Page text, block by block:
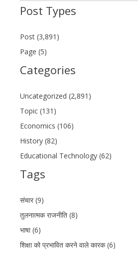
Post Types
Post (3,891)
Page (5)
Categories
Uncategorized (2,891)
Topic (131)
Economics (106)
History (82)
Educational Technology (62)
Tags
संचार (9)
तुलनात्मक राजनीति (8)
भाषा (6)
शिक्षा को प्रभावित करने वाले कारक (6)